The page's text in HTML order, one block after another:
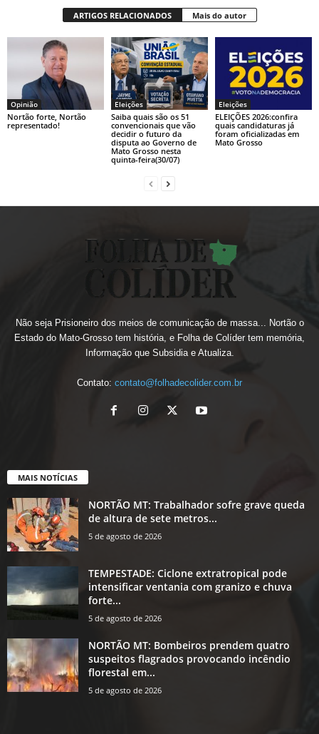
ARTIGOS RELACIONADOS Mais do autor
Opinião
Nortão forte, Nortão
representado!
Eleições
Saiba quais são os 51
convencionais que vão
decidir o futuro da
disputa ao Governo de
Mato Grosso nesta
quinta-feira(30/07)
Eleições
ELEIÇÕES 2026:confira
quais candidaturas já
foram oficializadas em
Mato Grosso
Não seja Prisioneiro dos meios de comunicação de massa... Nortão o
Estado do Mato-Grosso tem história, e Folha de Colíder tem memória,
Informação que Subsidia e Atualiza.
Contato: contato@folhadecolider.com.br
MAIS NOTÍCIAS
NORTÃO MT: Trabalhador sofre grave queda
de altura de sete metros...
5 de agosto de 2026
TEMPESTADE: Ciclone extratropical pode
intensificar ventania com granizo e chuva
forte...
5 de agosto de 2026
NORTÃO MT: Bombeiros prendem quatro
suspeitos flagrados provocando incêndio
florestal em...
5 de agosto de 2026